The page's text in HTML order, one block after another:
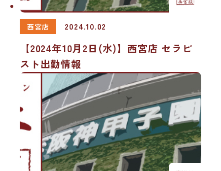
西宮店 2024.10.02
【2024年10月2日(水)】西宮店 セラピ
スト出勤情報